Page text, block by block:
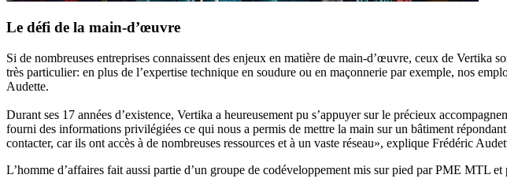
Le défi de la main-d’œuvre
Si de nombreuses entreprises connaissent des enjeux en matière de main-d’œuvre, ceux de
très particulier: en plus de l’expertise technique en soudure ou en maçonnerie par exemple, nos
Audette.
Durant ses 17 années d’existence, Vertika a heureusement pu s’appuyer sur le précieux
fourni des informations privilégiées ce qui nous a permis de mettre la main sur un bâtiment
contacter, car ils ont accès à de nombreuses ressources et à un vaste réseau», explique Frédéric
L’homme d’affaires fait aussi partie d’un groupe de codéveloppement mis sur pied par PME MTL et